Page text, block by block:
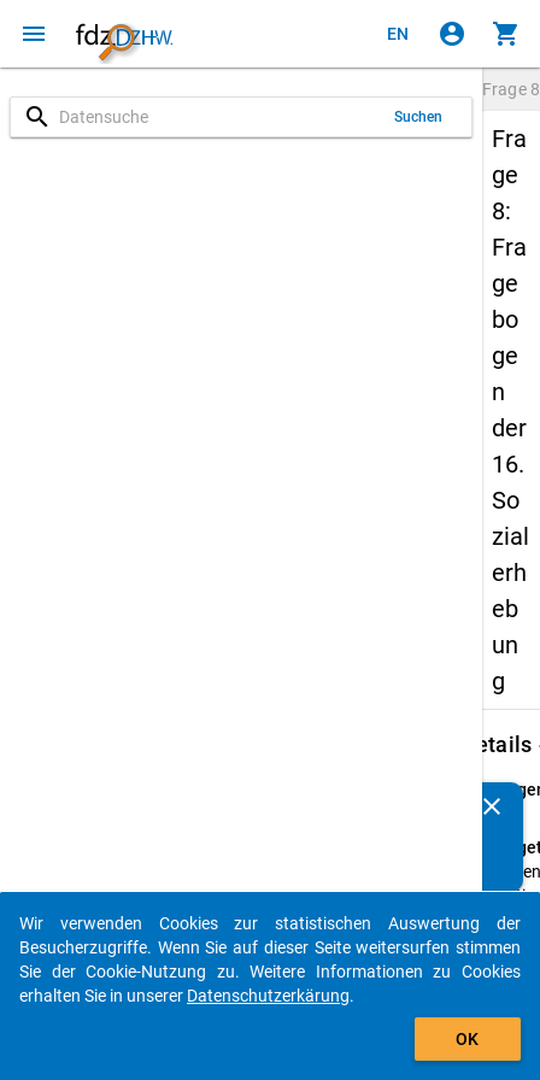
menu EN account_circle shopping_cart
search Suchen
Frage 8
Fra
ge
8:
Fra
ge
bo
ge
n
der
16.
So
zial
erh
eb
un
g
Details
8
das
oder
clear
auto_stories
add_shopping_cart
Wir verwenden Cookies zur statistischen Auswertung der
Besucherzugriffe. Wenn Sie auf dieser Seite weitersurfen stimmen
Sie der Cookie-Nutzung zu. Weitere Informationen zu Cookies
erhalten Sie in unserer Datenschutzerkärung.
OK